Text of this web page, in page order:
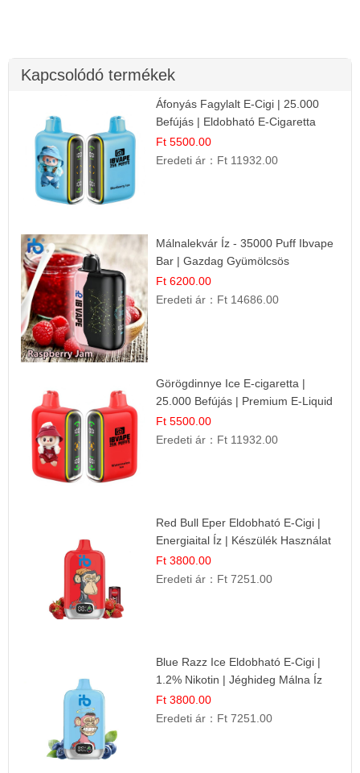
Kapcsolódó termékek
Áfonyás Fagylalt E-Cigi | 25.000
Befújás | Eldobható E-Cigaretta
Ft 5500.00
Eredeti ár： Ft 11932.00
Málnalekvár Íz - 35000 Puff Ibvape
Bar | Gazdag Gyümölcsös
Ízélmény!
Ft 6200.00
Eredeti ár： Ft 14686.00
Görögdinnye Ice E-cigaretta |
25.000 Befújás | Premium E-Liquid
Ft 5500.00
Eredeti ár： Ft 11932.00
Red Bull Eper Eldobható E-Cigi |
Energiaital Íz | Készülék Használat
Ft 3800.00
Eredeti ár： Ft 7251.00
Blue Razz Ice Eldobható E-Cigi |
1.2% Nikotin | Jéghideg Málna Íz
Ft 3800.00
Eredeti ár： Ft 7251.00